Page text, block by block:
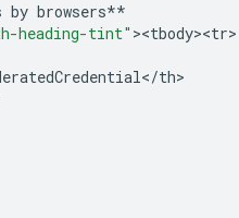
by browsers**
heading-tint" ><tbody><tr>
</th>